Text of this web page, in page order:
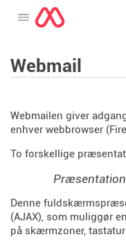
Åbne menuen
Webmail
Webmailen giver
enhver webbrowser
To forskellige
Denne
(AJAX), som muliggør
på skærmzoner,